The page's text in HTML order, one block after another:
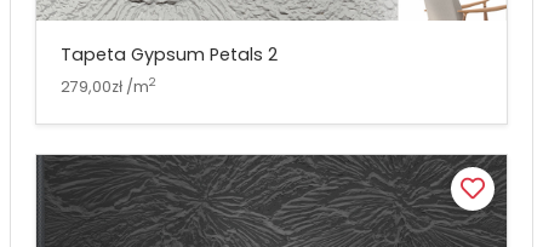
Tapeta Gypsum Petals 2
279,00zł /m2